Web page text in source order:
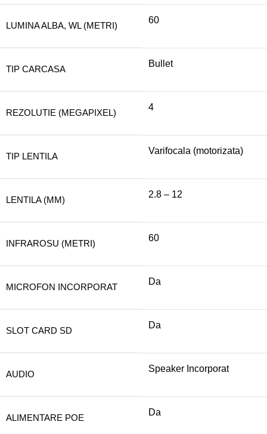
LUMINA ALBA, WL (METRI)
60
TIP CARCASA
Bullet
REZOLUTIE (MEGAPIXEL)
4
TIP LENTILA
Varifocala (motorizata)
LENTILA (MM)
2.8 – 12
INFRAROSU (METRI)
60
MICROFON INCORPORAT
Da
SLOT CARD SD
Da
AUDIO
Speaker Incorporat
ALIMENTARE POE
Da